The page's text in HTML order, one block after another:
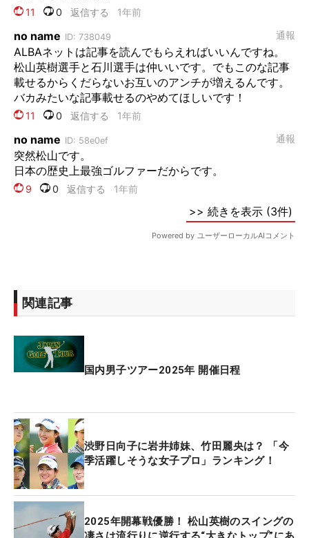
関連記事
国内男子ツアー2025年 開催日程
渋野日向子に岩井姉妹、竹田麗央は？ 「今
季活躍しそうな女子プロ」ランキング！
2025年開幕戦優勝！ 松山英樹のスイングの